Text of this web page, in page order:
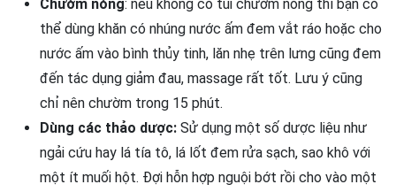
Chườm nóng: nếu không có túi chườm nóng thì bạn có
thể dùng khăn có nhúng nước ấm đem vắt ráo hoặc cho
nước ấm vào bình thủy tinh, lăn nhẹ trên lưng cũng đem
đến tác dụng giảm đau, massage rất tốt. Lưu ý cũng
chỉ nên chườm trong 15 phút.
Dùng các thảo dược: Sử dụng một số dược liệu như
ngải cứu hay lá tía tô, lá lốt đem rửa sạch, sao khô với
một ít muối hột. Đợi hỗn hợp nguội bớt rồi cho vào một